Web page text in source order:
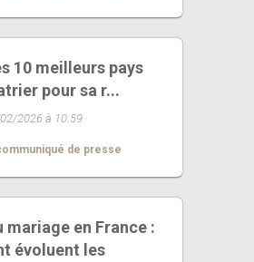
10 meilleurs pays
pour sa r...
2026 à 10:59
de presse
mariage en France :
évoluent les